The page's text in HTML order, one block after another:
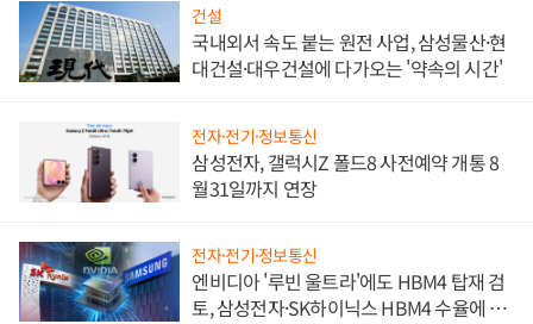
건설
국내외서 속도 붙는 원전 사업, 삼성물산·현
대건설·대우건설에 다가오는 '약속의 시간'
전자·전기·정보통신
삼성전자, 갤럭시Z 폴드8 사전예약 개통 8
월31일까지 연장
전자·전기·정보통신
엔비디아 '루빈 울트라'에도 HBM4 탑재 검
토, 삼성전자·SK하이닉스 HBM4 수율에 주